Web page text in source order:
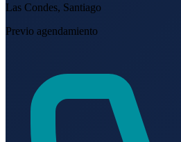
Las Condes, Santiago
Previo agendamiento